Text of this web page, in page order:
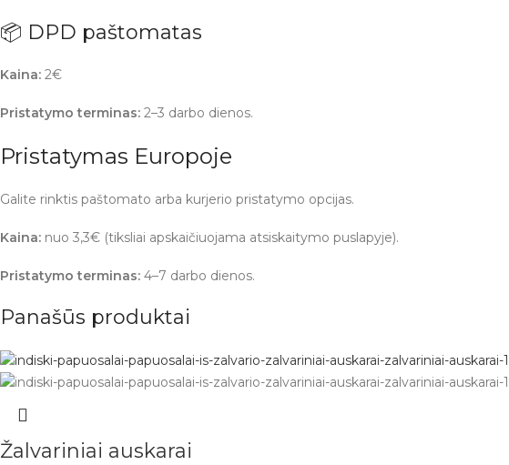
📦 DPD paštomatas
Kaina: 2€
Pristatymo terminas: 2–3 darbo dienos.
Pristatymas Europoje
Galite rinktis paštomato arba kurjerio pristatymo opcijas.
Kaina: nuo 3,3€ (tiksliai apskaičiuojama atsiskaitymo puslapyje).
Pristatymo terminas: 4–7 darbo dienos.
Panašūs produktai
Žalvariniai auskarai